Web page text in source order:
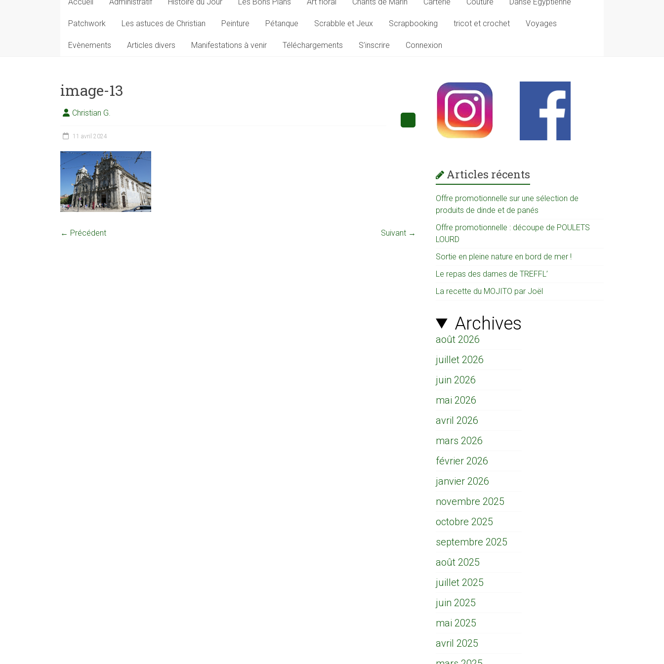
Patchwork Les astuces de Christian Peinture Pétanque Scrabble et Jeux Scrapbooking tricot et crochet Voyages
Evènements Articles divers Manifestations à venir Téléchargements S’inscrire Connexion
image-13
Christian G.
11 avril 2024
← Précédent Suivant →
Articles récents
Offre promotionnelle sur une sélection de
produits de dinde et de panés
Offre promotionnelle : découpe de POULETS
LOURD
Sortie en pleine nature en bord de mer !
Le repas des dames de TREFFL’
La recette du MOJITO par Joël
Archives
août 2026
juillet 2026
juin 2026
mai 2026
avril 2026
mars 2026
février 2026
janvier 2026
novembre 2025
octobre 2025
septembre 2025
août 2025
juillet 2025
juin 2025
mai 2025
avril 2025